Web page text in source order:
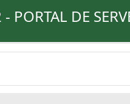
PORTAL DE